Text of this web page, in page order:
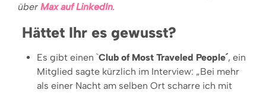
über Max auf LinkedIn.
Hättet Ihr es gewusst?
Es gibt einen `Club of Most Traveled People´, ein
Mitglied sagte kürzlich im Interview: „Bei mehr
als einer Nacht am selben Ort scharre ich mit